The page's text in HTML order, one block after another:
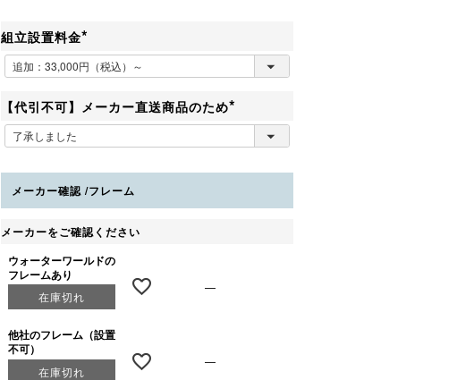
組立設置料金
(
必
須
【代引不可】メーカー直送商品のため
(
須
メーカー確認 フレーム
メーカーをご確認ください
ウォーターワールドの
フレームあり
在庫切れ
—
他社のフレーム（設置
不可）
在庫切れ
—